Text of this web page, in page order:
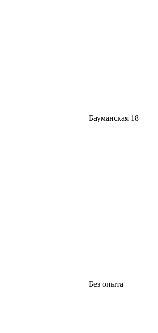
Бауманская 18
Без опыта